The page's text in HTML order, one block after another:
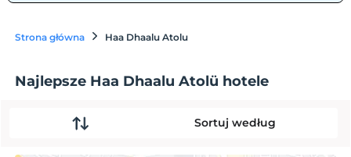
Strona główna Haa Dhaalu Atolu
Najlepsze Haa Dhaalu Atolü hotele
Sortuj według